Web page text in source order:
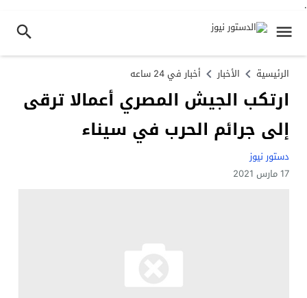
.
الرئيسية الأخبار أخبار في 24 ساعه
ارتكب الجيش المصري أعمالا ترقى
إلى جرائم الحرب في سيناء
دستور نيوز
17 مارس 2021